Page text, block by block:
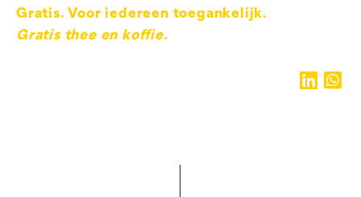
Gratis. Voor iedereen toegankelijk.
Gratis thee en koffie.